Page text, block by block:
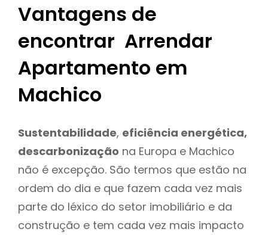
Vantagens de
encontrar Arrendar
Apartamento em
Machico
Sustentabilidade, eficiência energética,
descarbonização na Europa e Machico
não é excepção. São termos que estão na
ordem do dia e que fazem cada vez mais
parte do léxico do setor imobiliário e da
construção e tem cada vez mais impacto